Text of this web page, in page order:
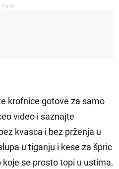
Oglas
krofnice gotove za samo
video i saznajte
kvasca i bez prženja u
u tiganju i kese za špric
se prosto topi u ustima.